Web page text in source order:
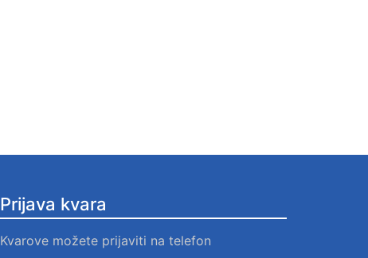
Prijava kvara
Kvarove možete prijaviti na telefon